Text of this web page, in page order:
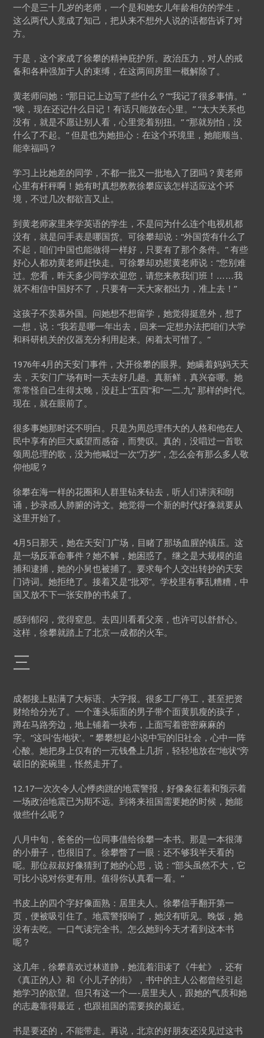
一个是三十几岁的老师，一个是和她女儿年龄相仿的学生，
这么两代人竟成了知己，把从来不想外人说的话都告诉了对
方。
于是，这个家成了徐攀的精神庇护所。政治压力，对人的戒
备和各种强加于人的束缚，在这两间房里一概解除了。
黄老师问她：“那日记上边写了些什么？”“我记了很多事情。”
“唉，现在还记什么日记！有话只能放在心里。” “太大关系也
没有，就是不愿让别人看，心里觉着别扭。” “那就别怕，没
什么了不起。” 但是也为她担心：在这个环境里，她能顺当、
能幸福吗？
学习上比她差的同学，不都一批又一批地入了团吗？黄老师
心里有杆秤啊！她有时真想教教徐攀应该怎样适应这个环
境，不过几次都欲言又止。
到黄老师家里来学英语的学生，不是问为什么连个电视机都
没有，就是问手表是哪国货。可徐攀却说：“外国货有什么了
不起，咱们中国也能做得一样好，只要有了那个条件。” 有些
好心人都劝黄老师赶快走。可徐攀却劝慰黄老师说：“您别难
过。您看，昨天多少同学欢迎您，请您来教我们班！……我
就不相信中国好不了，只要有一天大家都出力，准上去！”
这孩子不羡慕外国。问她想不想留学，她觉得挺意外，想了
一想，说：“我若是哪一年出去，回来一定想办法把咱们大学
和科研机关的仪器充分利用起来。闲着太可惜了。”
1976年4月的天安门事件，大开徐攀的眼界。她瞒着妈妈天天
去，天安门广场有时一天去好几趟。真新鲜，真兴奋哪。她
常常怪自己生得太晚，没赶上“五四”和“一二.九” 那样的时代。
现在，就在眼前了。
很多事她那时还不明白。只是为周总理伟大的人格和他在人
民中享有的巨大威望而感奋，而赞叹。真的，没唱过一首歌
颂周总理的歌，没为他喊过一次“万岁”，怎么会有那么多人敬
仰他呢？
徐攀在海一样的花圈和人群里钻来钻去，听人们讲演和朗
诵，抄录感人肺腑的诗文。她觉得一个新的时代好像就要从
这里开始了。
4月5日那天，她在天安门广场，目睹了那场血腥的镇压。这
是一场反革命事件？她不解，她困惑了。继之是大规模的追
捕和逮捕，她的小舅也被捕了。要求每个人交出转抄的天安
门诗词。她拒绝了。接着又是“批邓”。学校里有事乱糟糟，中
国又放不下一张安静的书桌了。
感到郁闷，觉得窒息。去四川看看父亲，也许可以舒舒心。
这样，徐攀就踏上了北京—成都的火车。
三
成都接上贴满了大标语、大字报。很多工厂停工，甚至把资
财给给分光了。一个蓬头垢面的男子带个面黄肌瘦的孩子，
蹲在马路旁边，地上铺着一块布，上面写着密密麻麻的
字。“这叫‘告地状’。” 攀攀想起小说中写的旧社会，心中一阵
心酸。她把身上仅有的一元钱叠上几折，轻轻地放在“地状”旁
破旧的瓷碗里，怅然走开了。
12.17一次次令人心悸肉跳的地震警报，好像象征着和预示着
一场政治地震已为期不远。到将来祖国需要她的时候，她能
做些什么呢？
八月中旬，爸爸的一位同事借给徐攀一本书。那是一本很薄
的小册子，也很旧了。徐攀瞥了一眼：还不够我半天看的
呢。那位叔叔好像猜到了她的心思，说：“部头虽然不大，它
可比小说对你更有用。值得你认真看一看。”
书皮上的四个字好像面熟：居里夫人。徐攀信手翻开第一
页，便被吸引住了。地震警报响了，她没有听见。晚饭，她
没有去吃。一口气读完全书。怎么她到今天才看到这本书
呢？
这几年，徐攀喜欢过林道静，她流着泪读了《牛虻》，还有
《真正的人》和《小儿子的街》，书中的主人公都曾经引起
她学习的欲望。但只有这一个—-居里夫人，跟她的气质和她
的志趣靠得最近，也跟祖国的需要挨的最近。
书是要还的，不能带走。再说，北京的好朋友还没见过这书